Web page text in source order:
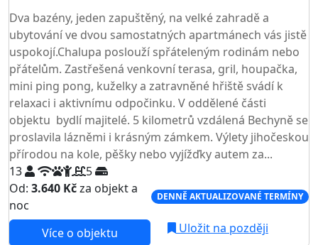
Dva bazény, jeden zapuštěný, na velké zahradě a
ubytování ve dvou samostatných apartmánech vás jistě
uspokojí.Chalupa poslouží spřáteleným rodinám nebo
přátelům. Zastřešená venkovní terasa, gril, houpačka,
mini ping pong, kuželky a zatravněné hřiště svádí k
relaxaci i aktivnímu odpočinku. V oddělené části
objektu bydlí majitelé. 5 kilometrů vzdálená Bechyně se
proslavila lázněmi i krásným zámkem. Výlety jihočeskou
přírodou na kole, pěšky nebo vyjížďky autem za...
13
5
Od: 3.640 Kčza objekt a
noc
DENNĚ AKTUALIZOVANÉ TERMÍNY
Více o objektu Uložit na později